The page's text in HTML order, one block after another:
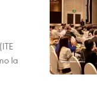
la